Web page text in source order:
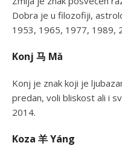
Dobra je u filozofiji,
1953, 1965, 1977, 1989,
Konj 马 Mǎ
Konj je znak koji je
predan, voli bliskost ali i
2014.
Koza 羊 Yáng